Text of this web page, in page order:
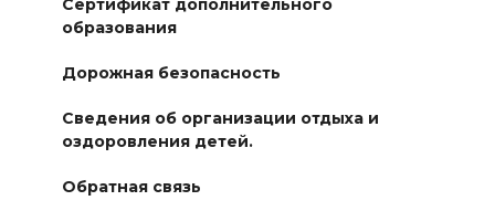
Сертификат дополнительного
образования
Дорожная безопасность
Сведения об организации отдыха и
оздоровления детей.
Обратная связь